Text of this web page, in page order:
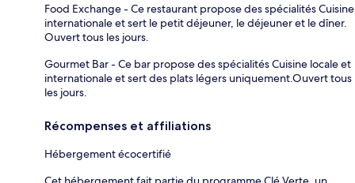
Food Exchange - Ce restaurant propose des spécialités Cuisine
internationale et sert le petit déjeuner, le déjeuner et le dîner.
Ouvert tous les jours.
Gourmet Bar - Ce bar propose des spécialités Cuisine locale et
internationale et sert des plats légers uniquement.Ouvert tous
les jours.
Récompenses et affiliations
Hébergement écocertifié